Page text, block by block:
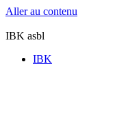
Aller au contenu
IBK asbl
IBK